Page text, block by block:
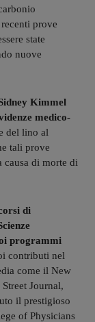
prove
state
nuove
Kimmel
medico-
del lino al
tali prove
causa di morte di
di
programmi
contributi nel
come il New
Journal,
il prestigioso
of Physicians